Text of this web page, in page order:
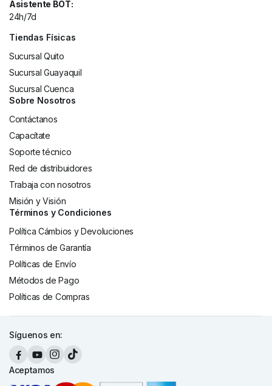
Asistente BOT:
24h/7d
Tiendas Físicas
Sucursal Quito
Sucursal Guayaquil
Sucursal Cuenca
Sobre Nosotros
Contáctanos
Capacítate
Soporte técnico
Red de distribuidores
Trabaja con nosotros
Misión y Visión
Términos y Condiciones
Política Cámbios y Devoluciones
Términos de Garantía
Políticas de Envío
Métodos de Pago
Políticas de Compras
Síguenos en:
Aceptamos